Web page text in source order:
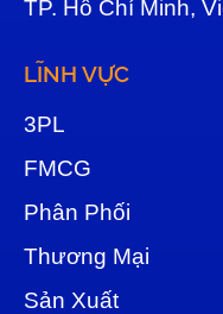
TP. Hồ Chí Minh,
LĨNH VỰC
3PL
FMCG
Phân Phối
Thương Mại
Sản Xuất